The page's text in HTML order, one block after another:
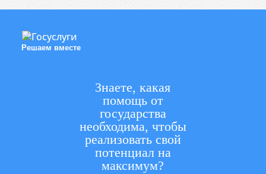
Решаем вместе
Знаете, какая
помощь от
государства
необходима, чтобы
реализовать свой
потенциал на
максимум?